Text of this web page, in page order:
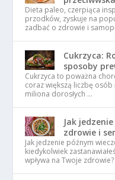
Dieta paleo, czerpiąca
przodków, zyskuje na
zadbać o zdrowie i
Cukrzyca:
sposoby
Cukrzyca to poważna
coraz większą liczbę osób
miliona dorosłych …
Jak
zdrowie i
Jak jedzenie późnym
kiedykolwiek
wpływa na Twoje